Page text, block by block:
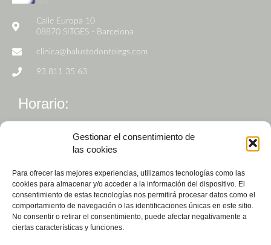
Gestionar el consentimiento de
las cookies
Para ofrecer las mejores experiencias, utilizamos tecnologías como las
cookies para almacenar y/o acceder a la información del dispositivo. El
consentimiento de estas tecnologías nos permitirá procesar datos como el
comportamiento de navegación o las identificaciones únicas en este sitio.
No consentir o retirar el consentimiento, puede afectar negativamente a
ciertas características y funciones.
Calle Europa 10
08870 SITGES - Barcelona
clinica@balustodontolegs.com
93 811 35 63
Horario:
De Lunes a Viernes de 9h a 19h